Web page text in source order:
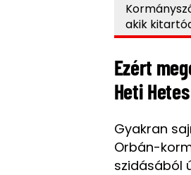
akik
Ezért
Heti
Gyakran
Orbán-
szidásából